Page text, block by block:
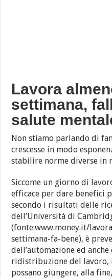
Lavora
settimana,
salute
Non stiamo parlando di
crescesse in modo
stabilire norme diverse in
Siccome un giorno di
efficace per dare benefici
secondo i risultati delle
dell’Università di
(fonte:www.money.it/
settimana-fa-bene), è
dell’automazione ed
ridistribuzione del
possano giungere, alla